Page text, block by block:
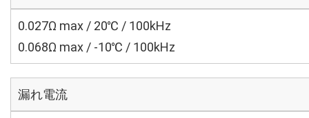
0.027Ω max / 20℃ / 100kHz
0.068Ω max / -10℃ / 100kHz
漏れ電流